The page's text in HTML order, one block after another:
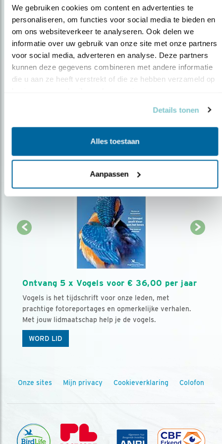
We gebruiken cookies om content en advertenties te
personaliseren, om functies voor social media te bieden en
om ons websiteverkeer te analyseren. Ook delen we
informatie over uw gebruik van onze site met onze partners
voor social media, adverteren en analyse. Deze partners
kunnen deze gegevens combineren met andere informatie
die u aan ze heeft verstrekt of die ze hebben verzameld op
Details tonen
Alles toestaan
Aanpassen
Op de hoogte blijven?
over vogels en activiteiten van Vogelbescherming.
AANMELDEN VOGELNIEUWS
Ontvang 5 x Vogels voor € 36,00 per jaar
Vogels is het tijdschrift voor onze leden, met
prachtige fotoreportages en opmerkelijke verhalen.
Met jouw lidmaatschap help je de vogels.
WORD LID
Onze sites Mijn privacy Cookieverklaring Colofon